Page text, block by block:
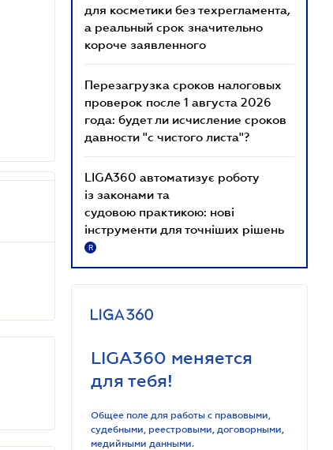
для косметики без техрегламента,
а реальный срок значительно
короче заявленного
Перезагрузка сроков налоговых
проверок после 1 августа 2026
года: будет ли исчисление сроков
давности "с чистого листа"?
LIGA360 автоматизує роботу
із законами та
судовою практикою: нові
інструменти для точніших рішень
R
LIGA360 меняется
для тебя!
Общее поле для работы с правовыми,
судебными, реестровыми, договорными,
медийными данными.